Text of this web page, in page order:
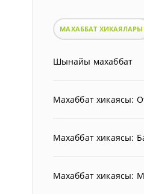
МАХАББАТ ХИКАЯЛАРЫ
Шынайы махаббат
Махаббат хикаясы:
Махаббат хикаясы:
Махаббат хикаясы: